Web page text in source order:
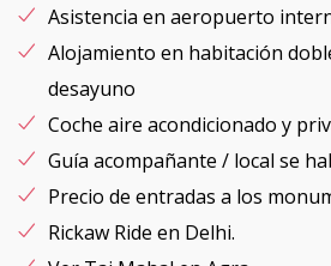
Asistencia en aeropuerto
Alojamiento en habitación
desayuno
Coche aire acondicionado y
Guía acompañante / local se
Precio de entradas a los
Rickaw Ride en Delhi.